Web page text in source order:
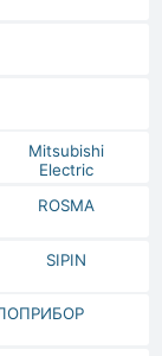
Mitsubishi
Electric
ROSMA
SIPIN